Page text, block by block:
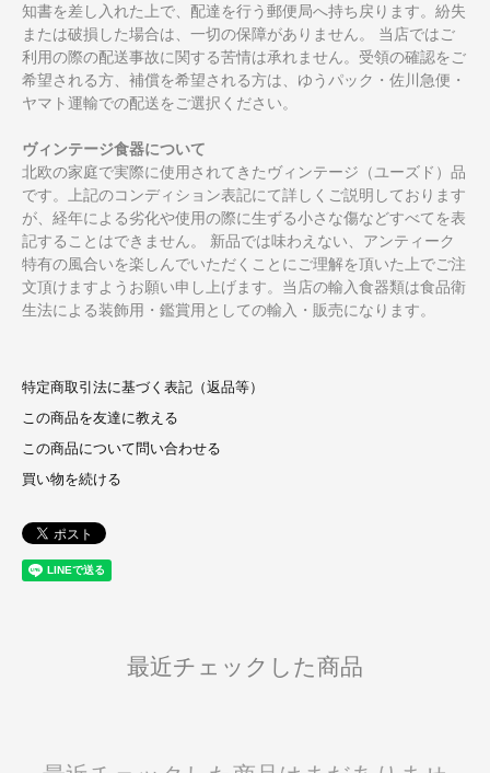
知書を差し入れた上で、配達を行う郵便局へ持ち戻ります。紛失
または破損した場合は、一切の保障がありません。 当店ではご
利用の際の配送事故に関する苦情は承れません。受領の確認をご
希望される方、補償を希望される方は、ゆうパック・佐川急便・
ヤマト運輸での配送をご選択ください。
ヴィンテージ食器について
北欧の家庭で実際に使用されてきたヴィンテージ（ユーズド）品
です。上記のコンディション表記にて詳しくご説明しております
が、経年による劣化や使用の際に生ずる小さな傷などすべてを表
記することはできません。 新品では味わえない、アンティーク
特有の風合いを楽しんでいただくことにご理解を頂いた上でご注
文頂けますようお願い申し上げます。当店の輸入食器類は食品衛
生法による装飾用・鑑賞用としての輸入・販売になります。
特定商取引法に基づく表記（返品等）
この商品を友達に教える
この商品について問い合わせる
買い物を続ける
最近チェックした商品